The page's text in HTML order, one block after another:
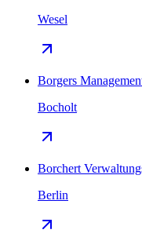
Wesel
Borgers
Bocholt
Borchert
Berlin